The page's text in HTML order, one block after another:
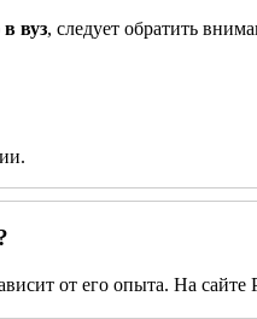
вуз, следует обратить
от его опыта. На